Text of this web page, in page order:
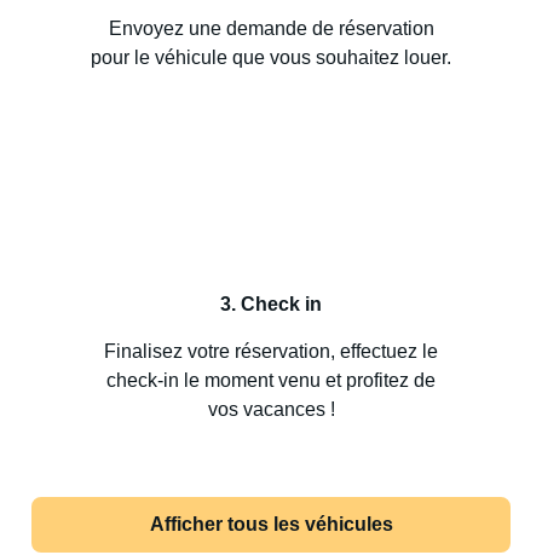
Envoyez une demande de réservation
pour le véhicule que vous souhaitez louer.
3. Check in
Finalisez votre réservation, effectuez le
check-in le moment venu et profitez de
vos vacances !
Afficher tous les véhicules